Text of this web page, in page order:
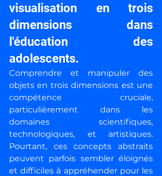
visualisation en trois
dimensions dans
l'éducation des
adolescents.
Comprendre et manipuler des
objets en trois dimensions est une
compétence cruciale,
particulièrement dans les
domaines scientifiques,
technologiques, et artistiques.
Pourtant, ces concepts abstraits
peuvent parfois sembler éloignés
et difficiles à appréhender pour les